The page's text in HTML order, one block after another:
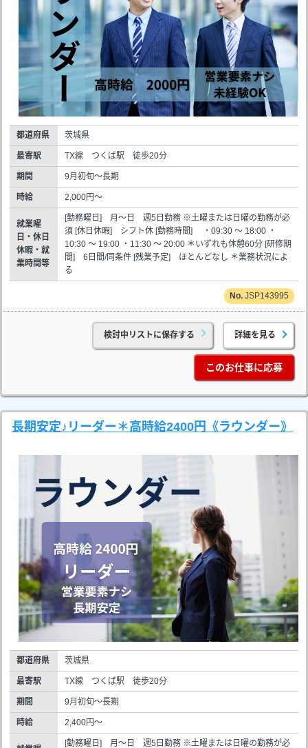
都道府県 茨城県
最寄駅 TX線 つくば駅 徒歩20分
期間 9月初旬～長期
時給 2,000円～
就業曜
日・休日
休暇・就
業時間等
[勤務曜日] 月～日 週5日勤務 ※土曜または日曜の勤務が必
須 [休日休暇] シフト休 [勤務時間] ・09:30 ～ 18:00 ・
10:30 ～ 19:00 ・11:30 ～ 20:00 ＊いずれも休憩60分 [研修期
間] 6日間/同条件 [残業予定] ほとんどなし ＊業務状況によ
る
JSP143995
検討中リストに保存する 詳細を見る
このお仕事に応募
長期安定♪リーダー＊高時給2400円《ラウンダー》
都道府県 茨城県
最寄駅 TX線 つくば駅 徒歩20分
期間 9月初旬～長期
時給 2,400円～
[勤務曜日] 月～日 週5日勤務 ※土曜または日曜の勤務が必